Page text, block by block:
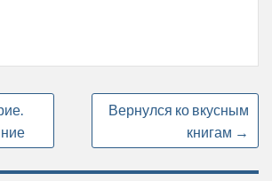
Вернулся ко вкусным
книгам →